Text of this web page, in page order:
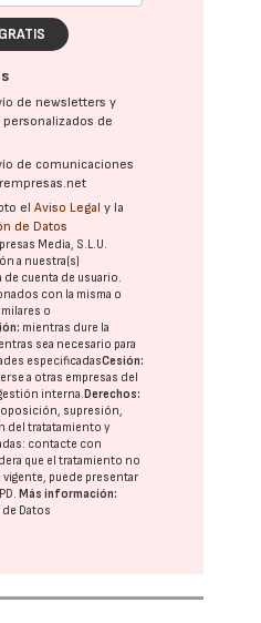
de newsletters y
de
de comunicaciones
elAviso Legal y la
de Datos
Media, S.L.U.
a nuestra(s)
cuenta de usuario.
con la misma o
o
mientras dure la
sea necesario para
especificadasCesión:
a otras empresas del
interna.Derechos:
supresión,
del tratatamiento y
contacte con
que el tratamiento no
vigente, puede presentar
.Más información:
Datos